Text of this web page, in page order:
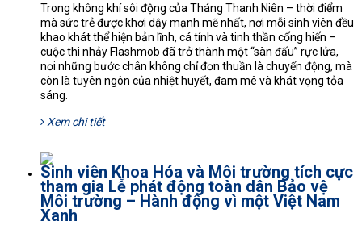
Trong không khí sôi động của Tháng Thanh Niên – thời điểm
mà sức trẻ được khơi dậy mạnh mẽ nhất, nơi mỗi sinh viên đều
khao khát thể hiện bản lĩnh, cá tính và tinh thần cống hiến –
cuộc thi nhảy Flashmob đã trở thành một “sàn đấu” rực lửa,
nơi những bước chân không chỉ đơn thuần là chuyển động, mà
còn là tuyên ngôn của nhiệt huyết, đam mê và khát vọng tỏa
sáng.
Xem chi tiết
Sinh viên Khoa Hóa và Môi trường tích cực
tham gia Lễ phát động toàn dân Bảo vệ
Môi trường – Hành động vì một Việt Nam
Xanh